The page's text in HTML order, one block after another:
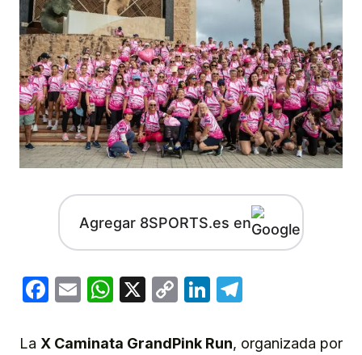
Agregar 8SPORTS.es en
Facebook
EmailWhatsApp
X
CopyLinkedIn
La X Caminata GrandPink Run, organizada por